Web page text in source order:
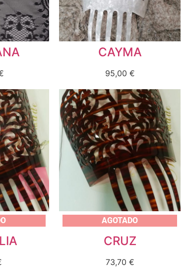
CAYMA
95,00 €
AGOTADO
CRUZ
73,70 €